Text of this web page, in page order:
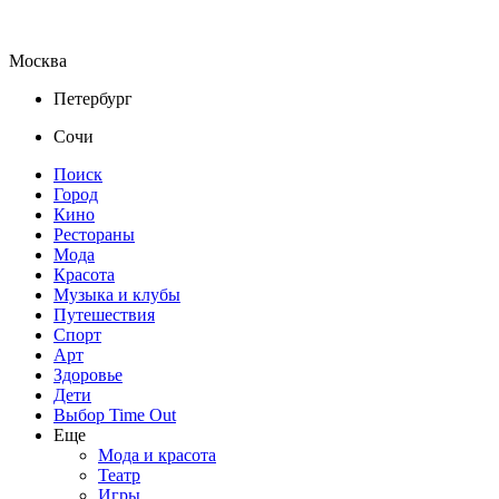
Москва
Петербург
Сочи
Поиск
Город
Кино
Рестораны
Мода
Красота
Музыка и клубы
Путешествия
Спорт
Арт
Здоровье
Дети
Выбор Time Out
Еще
Мода и красота
Театр
Игры